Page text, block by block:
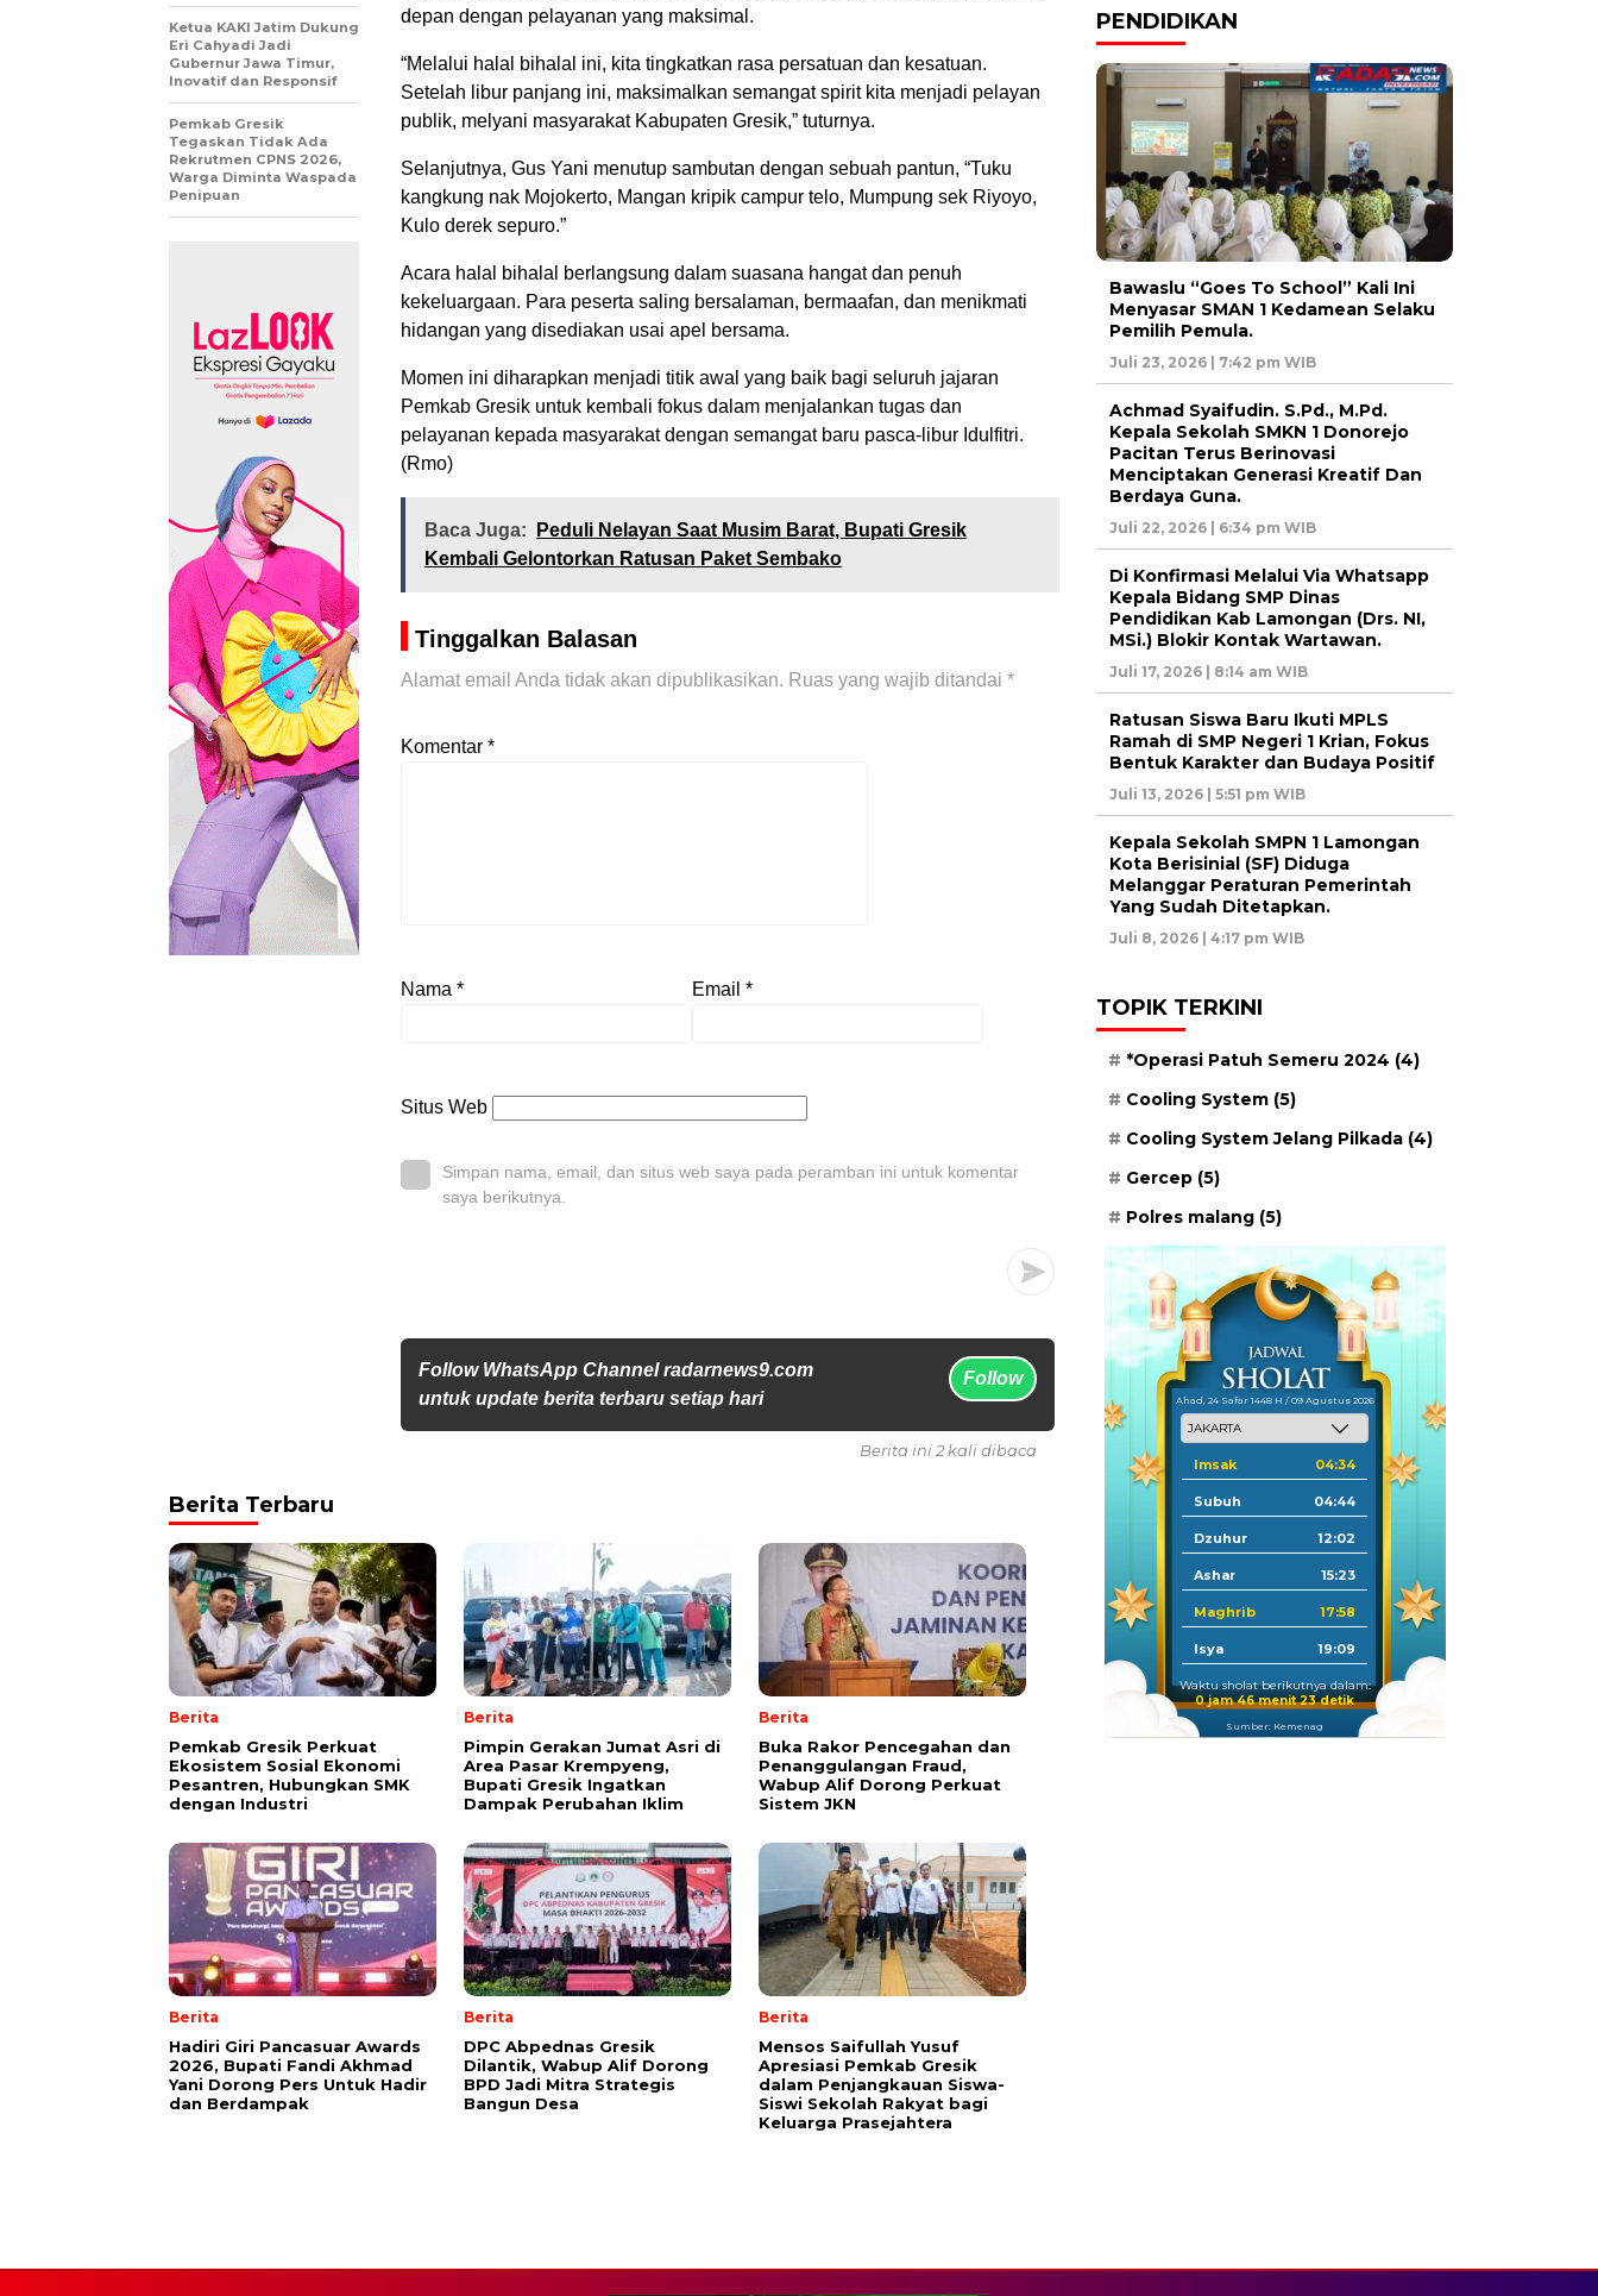
depan dengan pelayanan yang maksimal.
“Melalui halal bihalal ini, kita tingkatkan rasa persatuan dan kesatuan.
Setelah libur panjang ini, maksimalkan semangat spirit kita menjadi pelayan
publik, melyani masyarakat Kabupaten Gresik,” tuturnya.
Selanjutnya, Gus Yani menutup sambutan dengan sebuah pantun, “Tuku
kangkung nak Mojokerto, Mangan kripik campur telo, Mumpung sek Riyoyo,
Kulo derek sepuro.”
Acara halal bihalal berlangsung dalam suasana hangat dan penuh
kekeluargaan. Para peserta saling bersalaman, bermaafan, dan menikmati
hidangan yang disediakan usai apel bersama.
Momen ini diharapkan menjadi titik awal yang baik bagi seluruh jajaran
Pemkab Gresik untuk kembali fokus dalam menjalankan tugas dan
pelayanan kepada masyarakat dengan semangat baru pasca-libur Idulfitri.
(Rmo)
Baca Juga:
Peduli Nelayan Saat Musim Barat, Bupati Gresik
Kembali Gelontorkan Ratusan Paket Sembako
Tinggalkan Balasan
Alamat email Anda tidak akan dipublikasikan. Ruas yang wajib ditandai *
Komentar *
Nama * Email *
Situs Web
Simpan nama, email, dan situs web saya pada peramban ini untuk komentar
saya berikutnya.
Follow WhatsApp Channel radarnews9.com
untuk update berita terbaru setiap hari
Follow
Ketua KAKI Jatim Dukung
Eri Cahyadi Jadi
Gubernur Jawa Timur,
Inovatif dan Responsif
Pemkab Gresik
Tegaskan Tidak Ada
Rekrutmen CPNS 2026,
Warga Diminta Waspada
Penipuan
Berita ini 2 kali dibaca
Berita Terbaru
Berita
Pemkab Gresik Perkuat
Ekosistem Sosial Ekonomi
Pesantren, Hubungkan SMK
dengan Industri
Berita
Pimpin Gerakan Jumat Asri di
Area Pasar Krempyeng,
Bupati Gresik Ingatkan
Dampak Perubahan Iklim
Berita
Buka Rakor Pencegahan dan
Penanggulangan Fraud,
Wabup Alif Dorong Perkuat
Sistem JKN
Berita
Hadiri Giri Pancasuar Awards
2026, Bupati Fandi Akhmad
Yani Dorong Pers Untuk Hadir
dan Berdampak
Berita
DPC Abpednas Gresik
Dilantik, Wabup Alif Dorong
BPD Jadi Mitra Strategis
Bangun Desa
Berita
Mensos Saifullah Yusuf
Apresiasi Pemkab Gresik
dalam Penjangkauan Siswa-
Siswi Sekolah Rakyat bagi
Keluarga Prasejahtera
PENDIDIKAN
Bawaslu “Goes To School” Kali Ini
Menyasar SMAN 1 Kedamean Selaku
Pemilih Pemula.
Juli 23, 2026 | 7:42 pm WIB
Achmad Syaifudin. S.Pd., M.Pd.
Kepala Sekolah SMKN 1 Donorejo
Pacitan Terus Berinovasi
Menciptakan Generasi Kreatif Dan
Berdaya Guna.
Juli 22, 2026 | 6:34 pm WIB
Di Konfirmasi Melalui Via Whatsapp
Kepala Bidang SMP Dinas
Pendidikan Kab Lamongan (Drs. NI,
MSi.) Blokir Kontak Wartawan.
Juli 17, 2026 | 8:14 am WIB
Ratusan Siswa Baru Ikuti MPLS
Ramah di SMP Negeri 1 Krian, Fokus
Bentuk Karakter dan Budaya Positif
Juli 13, 2026 | 5:51 pm WIB
Kepala Sekolah SMPN 1 Lamongan
Kota Berisinial (SF) Diduga
Melanggar Peraturan Pemerintah
Yang Sudah Ditetapkan.
Juli 8, 2026 | 4:17 pm WIB
TOPIK TERKINI
*Operasi Patuh Semeru 2024 (4)
Cooling System (5)
Cooling System Jelang Pilkada (4)
Gercep (5)
Polres malang (5)
Ahad, 24 Safar 1448 H / 09 Agustus 2026
Imsak 04:34
Subuh 04:44
Dzuhur 12:02
Ashar 15:23
Maghrib 17:58
Isya 19:09
Waktu sholat berikutnya dalam:
0 jam 46 menit 21 detik
Sumber: Kemenag